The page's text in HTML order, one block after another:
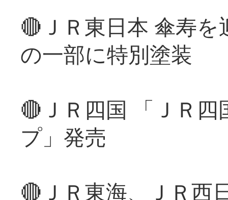
🔴ＪＲ東日本 傘寿
の一部に特別塗装
🔴ＪＲ四国 「ＪＲ
プ」発売
🔴ＪＲ東海、ＪＲ西